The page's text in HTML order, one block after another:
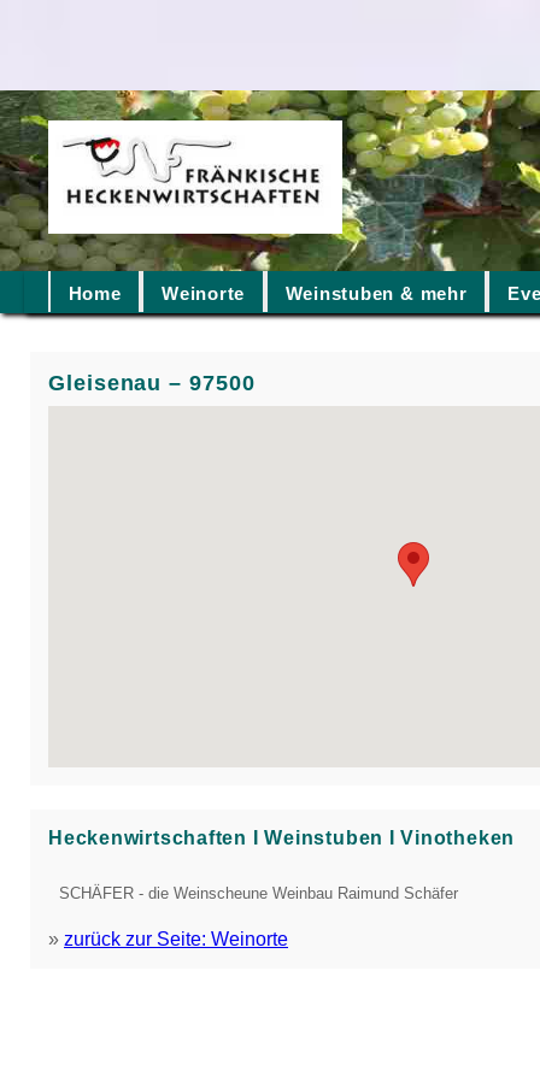
Home Weinorte Weinstuben & mehr
Gleisenau – 97500
Heckenwirtschaften Ι Weinstuben Ι Vinotheken
SCHÄFER - die Weinscheune Weinbau Raimund Schäfer
» zurück zur Seite: Weinorte